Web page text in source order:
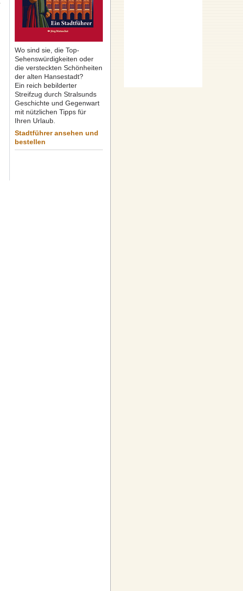
Wo sind sie, die Top-
Sehenswürdigkeiten oder
die versteckten Schönheiten
der alten Hansestadt?
Ein reich bebilderter
Streifzug durch Stralsunds
Geschichte und Gegenwart
mit nützlichen Tipps für
Ihren Urlaub.
Stadtführer ansehen und
bestellen